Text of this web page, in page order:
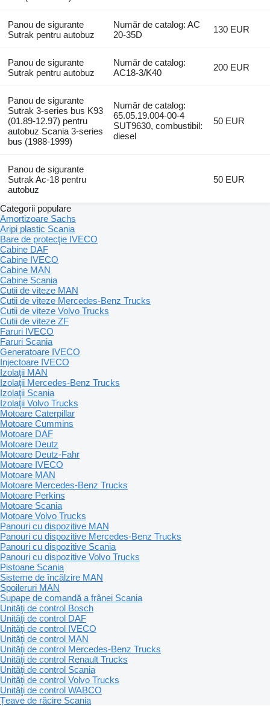
Panou de sigurante
Sutrak pentru autobuz
Număr de catalog: AC
20-35D
130 EUR
Panou de sigurante
Sutrak pentru autobuz
Număr de catalog:
AC18-3/K40
200 EUR
Panou de sigurante
Sutrak 3-series bus K93
(01.89-12.97) pentru
autobuz Scania 3-series
bus (1988-1999)
Număr de catalog:
65.05.19.004-00-4
SUT9630, combustibil:
diesel
50 EUR
Panou de sigurante
Sutrak Ac-18 pentru
autobuz
50 EUR
Categorii populare
Amortizoare Sachs
Aripi plastic Scania
Bare de protecţie IVECO
Cabine DAF
Cabine IVECO
Cabine MAN
Cabine Scania
Cutii de viteze MAN
Cutii de viteze Mercedes-Benz Trucks
Cutii de viteze Volvo Trucks
Cutii de viteze ZF
Faruri IVECO
Faruri Scania
Generatoare IVECO
Injectoare IVECO
Izolaţii MAN
Izolaţii Mercedes-Benz Trucks
Izolaţii Scania
Izolaţii Volvo Trucks
Motoare Caterpillar
Motoare Cummins
Motoare DAF
Motoare Deutz
Motoare Deutz-Fahr
Motoare IVECO
Motoare MAN
Motoare Mercedes-Benz Trucks
Motoare Perkins
Motoare Scania
Motoare Volvo Trucks
Panouri cu dispozitive MAN
Panouri cu dispozitive Mercedes-Benz Trucks
Panouri cu dispozitive Scania
Panouri cu dispozitive Volvo Trucks
Pistoane Scania
Sisteme de încălzire MAN
Spoileruri MAN
Supape de comandă a frânei Scania
Unităţi de control Bosch
Unităţi de control DAF
Unităţi de control IVECO
Unităţi de control MAN
Unităţi de control Mercedes-Benz Trucks
Unităţi de control Renault Trucks
Unităţi de control Scania
Unităţi de control Volvo Trucks
Unităţi de control WABCO
Țeave de răcire Scania